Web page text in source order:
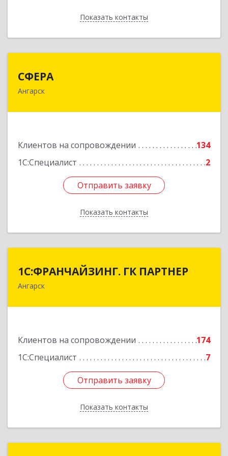
Показать контакты
Назад
СФЕРА
Ангарск
Клиентов на сопровождении
134
1С:Специалист
2
Отправить заявку
Показать контакты
665816, Иркутская обл, Ангарск г, 177-й кв-л,
Отправить заявку
Назад
1С:ФРАНЧАЙЗИНГ. ГК ПАРТНЕР
Ангарск
Клиентов на сопровождении
174
1С:Специалист
7
Отправить заявку
Показать контакты
1С:ФРАНЧАЙЗИНГ. ГК ПАРТНЕР
Отправить заявку
Назад